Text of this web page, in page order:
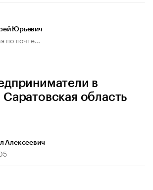
Юрьевич
по почте...
в
область
Алексеевич